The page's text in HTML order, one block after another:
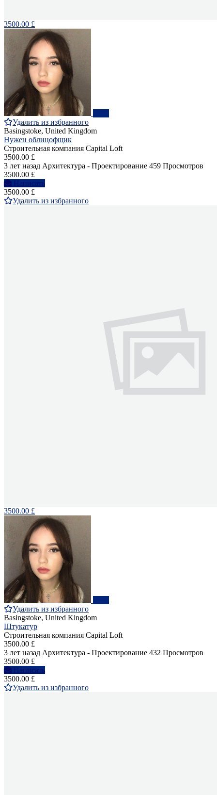
3500.00 £
Удалить из избранного
Basingstoke, United Kingdom
Нужен облицофщик
Строительная компания Capital Loft
3500.00 £
3 лет назад Архитектура - Проектирование 459 Просмотров
3500.00 £
Написать
3500.00 £
Удалить из избранного
3500.00 £
Удалить из избранного
Basingstoke, United Kingdom
Штукатур
Строительная компания Capital Loft
3500.00 £
3 лет назад Архитектура - Проектирование 432 Просмотров
3500.00 £
Написать
3500.00 £
Удалить из избранного